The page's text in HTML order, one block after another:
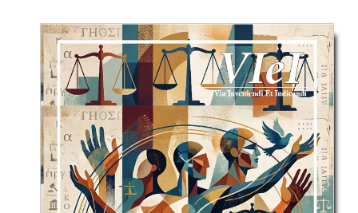
Institución:Universidad Santo Tomás, Colombia.
ISSN:2145-1389| ISSN electrónico:2463-1140
DOI: 10.15332/24631140
Temáticas: sistemas de gestión, calidad,
responsabilidad social.
Periodicidad: semestral
Editora en Jefe:Myriam Janneth Useche Parada
Editor Asociado: Javier Giovanny Rodríguez
Quintero
Correo electrónico:revistasignos@usta.edu.co